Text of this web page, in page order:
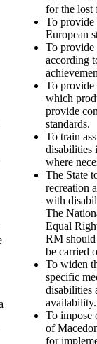
for the lost
To provide
European
To provide
according
To provide
which
provide
standards.
To train
disabilities
where
The State
recreation
with
The
Equal
RM should
be carried
To widen
specific
disabilities
availability.
To impose
of
for